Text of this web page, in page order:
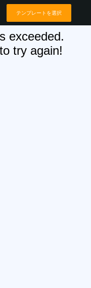
テンプレートを選択